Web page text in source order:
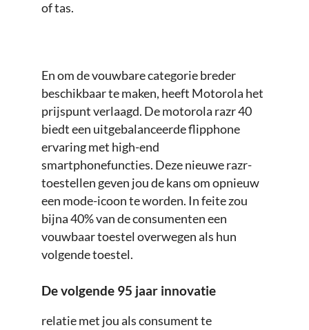
of tas.
En om de vouwbare categorie breder
beschikbaar te maken, heeft Motorola het
prijspunt verlaagd. De motorola razr 40
biedt een uitgebalanceerde flipphone
ervaring met high-end
smartphonefuncties. Deze nieuwe razr-
toestellen geven jou de kans om opnieuw
een mode-icoon te worden. In feite zou
bijna 40% van de consumenten een
vouwbaar toestel overwegen als hun
volgende toestel.
De volgende 95 jaar innovatie
relatie met jou als consument te